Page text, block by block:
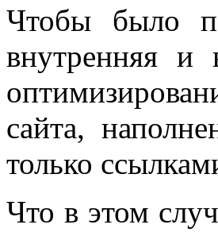
Чтобы было
внутренняя
сайта,
только
Что в этом